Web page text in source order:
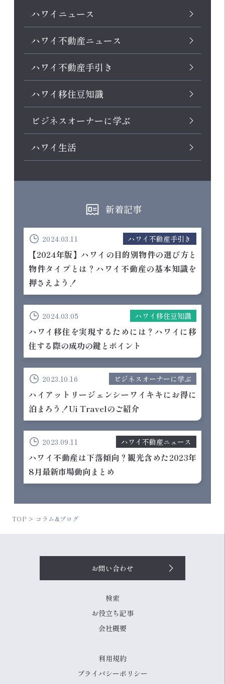
ハワイニュース
ハワイ不動産ニュース
ハワイ不動産手引き
ハワイ移住豆知識
ビジネスオーナーに学ぶ
ハワイ生活
新着記事
2024.03.11 ハワイ不動産手引き
【2024年版】ハワイの目的別物件の選び方と
物件タイプとは？ハワイ不動産の基本知識を
押さえよう！
2024.03.05 ハワイ移住豆知識
ハワイ移住を実現するためには？ハワイに移
住する際の成功の鍵とポイント
2023.10.16 ビジネスオーナーに学ぶ
ハイアットリージェンシーワイキキにお得に
泊まろう！Ui Travelのご紹介
2023.09.11 ハワイ不動産ニュース
ハワイ不動産は下落傾向？観光含めた2023年
8月最新市場動向まとめ
TOP コラム&ブログ
お問い合わせ
検索
お役立ち記事
会社概要
利用規約
プライバシーポリシー